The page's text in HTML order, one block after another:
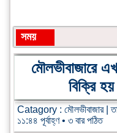
সময়
শিরোনাম:
মৌলভীবাজারে
বিক্রি
Catagory :মৌলভীবাজার|
১১:৪৪ পূর্বাহ্ণ • ৩ বার পঠিত